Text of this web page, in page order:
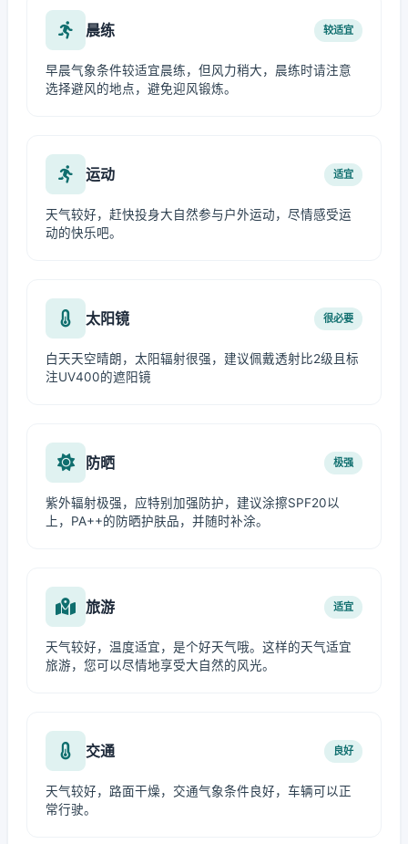
晨练 较适宜
早晨气象条件较适宜晨练，但风力稍大，晨练时请注意
选择避风的地点，避免迎风锻炼。
运动 适宜
天气较好，赶快投身大自然参与户外运动，尽情感受运
动的快乐吧。
太阳镜 很必要
白天天空晴朗，太阳辐射很强，建议佩戴透射比2级且标
注UV400的遮阳镜
防晒 极强
紫外辐射极强，应特别加强防护，建议涂擦SPF20以
上，PA++的防晒护肤品，并随时补涂。
旅游 适宜
天气较好，温度适宜，是个好天气哦。这样的天气适宜
旅游，您可以尽情地享受大自然的风光。
交通 良好
天气较好，路面干燥，交通气象条件良好，车辆可以正
常行驶。